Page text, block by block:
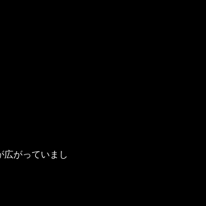
広がっていまし